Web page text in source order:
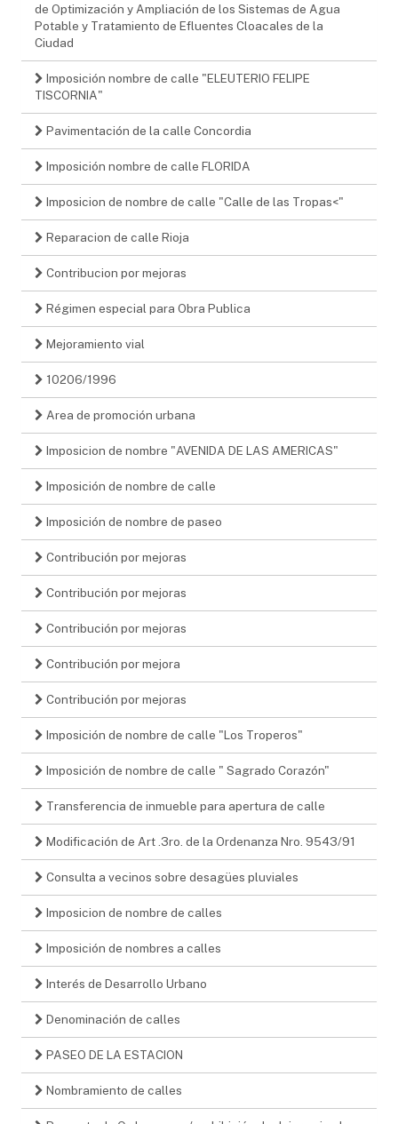
de Optimización y Ampliación de los Sistemas de Agua
Potable y Tratamiento de Efluentes Cloacales de la
Ciudad
Imposición nombre de calle "ELEUTERIO FELIPE
TISCORNIA"
Pavimentación de la calle Concordia
Imposición nombre de calle FLORIDA
Imposicion de nombre de calle "Calle de las Tropas<"
Reparacion de calle Rioja
Contribucion por mejoras
Régimen especial para Obra Publica
Mejoramiento vial
10206/1996
Area de promoción urbana
Imposicion de nombre "AVENIDA DE LAS AMERICAS"
Imposición de nombre de calle
Imposición de nombre de paseo
Contribución por mejoras
Contribución por mejoras
Contribución por mejoras
Contribución por mejora
Contribución por mejoras
Imposición de nombre de calle "Los Troperos"
Imposición de nombre de calle " Sagrado Corazón"
Transferencia de inmueble para apertura de calle
Modificación de Art .3ro. de la Ordenanza Nro. 9543/91
Consulta a vecinos sobre desagües pluviales
Imposicion de nombre de calles
Imposición de nombres a calles
Interés de Desarrollo Urbano
Denominación de calles
PASEO DE LA ESTACION
Nombramiento de calles